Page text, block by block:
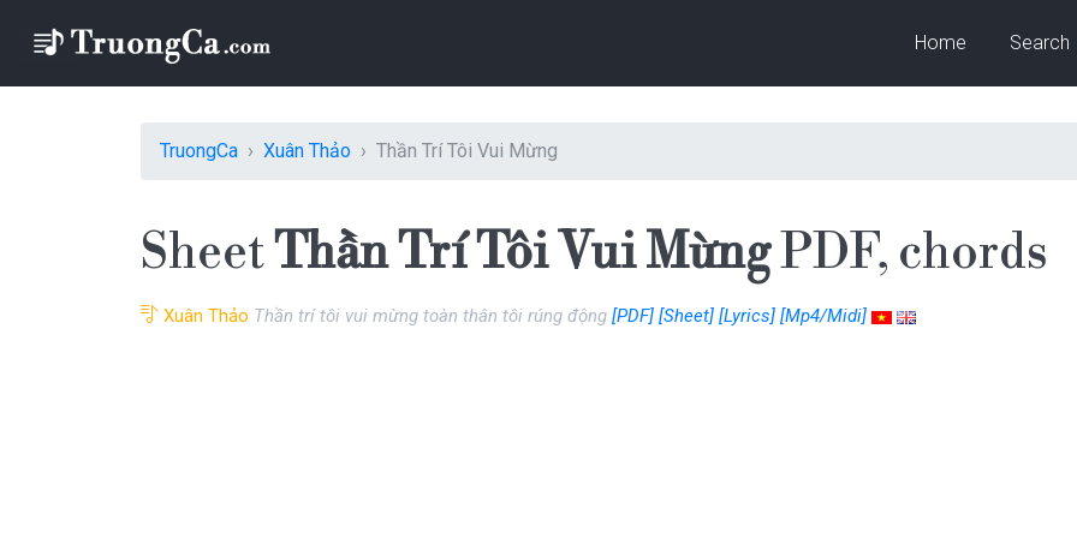
Home Search
TruongCa Xuân Thảo Thần Trí Tôi Vui Mừng
SheetThần Trí Tôi Vui MừngPDF, chords
Xuân Thảo Thần trí tôi vui mừng toàn thân tôi rúng động [PDF] [Sheet] [Lyrics] [Mp4/Midi]